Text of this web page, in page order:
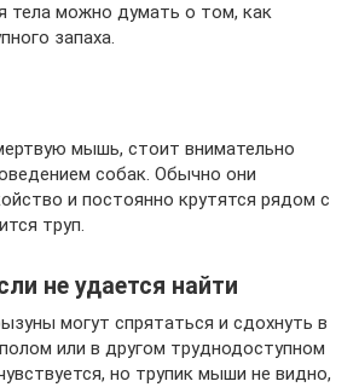
тела можно думать о том, как
запаха.
мышь, стоит внимательно
собак. Обычно они
и постоянно крутятся рядом с
труп.
не удается найти
могут спрятаться и сдохнуть в
или в другом труднодоступном
но трупик мыши не видно,